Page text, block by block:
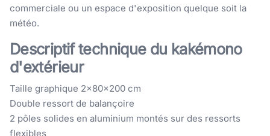
commerciale ou un espace d'exposition quelque soit la
météo.
Descriptif technique du kakémono
d'extérieur
Taille graphique 2x80x200 cm
Double ressort de balançoire
2 pôles solides en aluminium montés sur des ressorts
flexibles